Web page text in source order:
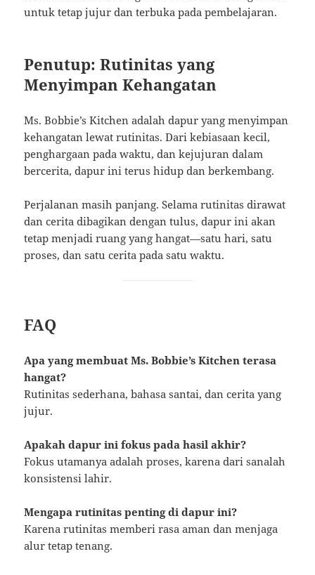
untuk tetap jujur dan terbuka pada pembelajaran.
Penutup: Rutinitas yang
Menyimpan Kehangatan
Ms. Bobbie’s Kitchen adalah dapur yang menyimpan
kehangatan lewat rutinitas. Dari kebiasaan kecil,
penghargaan pada waktu, dan kejujuran dalam
bercerita, dapur ini terus hidup dan berkembang.
Perjalanan masih panjang. Selama rutinitas dirawat
dan cerita dibagikan dengan tulus, dapur ini akan
tetap menjadi ruang yang hangat—satu hari, satu
proses, dan satu cerita pada satu waktu.
FAQ
Apa yang membuat Ms. Bobbie’s Kitchen terasa
hangat?
Rutinitas sederhana, bahasa santai, dan cerita yang
jujur.
Apakah dapur ini fokus pada hasil akhir?
Fokus utamanya adalah proses, karena dari sanalah
konsistensi lahir.
Mengapa rutinitas penting di dapur ini?
Karena rutinitas memberi rasa aman dan menjaga
alur tetap tenang.